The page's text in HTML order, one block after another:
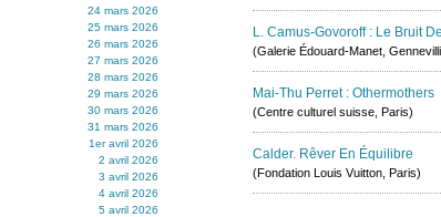
24 mars 2026
25 mars 2026
26 mars 2026
27 mars 2026
28 mars 2026
29 mars 2026
30 mars 2026
31 mars 2026
1er avril 2026
2 avril 2026
3 avril 2026
4 avril 2026
5 avril 2026
L. Camus-Govoroff : Le Bruit
(Galerie Édouard-Manet,
Mai-Thu Perret : Othermothers
(Centre culturel suisse, Paris)
Calder. Rêver En Équilibre
(Fondation Louis Vuitton, Paris)